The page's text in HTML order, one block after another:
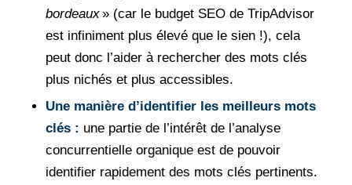
bordeaux» (car le budget SEO de TripAdvisor
est infiniment plus élevé que le sien !), cela
peut donc l’aider à rechercher des mots clés
plus nichés et plus accessibles.
Une manière d’identifier les meilleurs mots
clés : une partie de l’intérêt de l’analyse
concurrentielle organique est de pouvoir
identifier rapidement des mots clés pertinents.